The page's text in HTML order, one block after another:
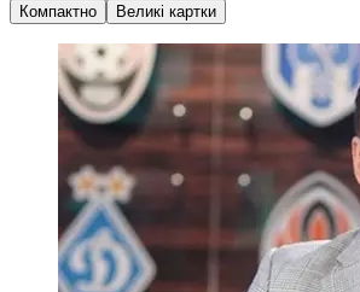
Компактно Великі картки